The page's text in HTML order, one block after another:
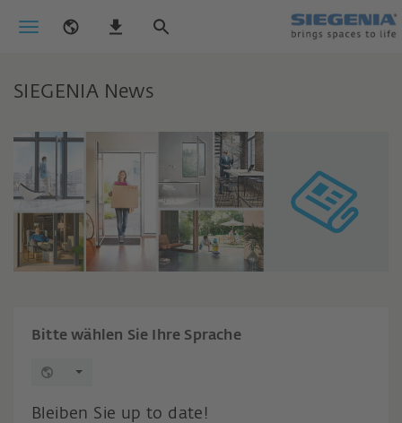
SIEGENIA News
Bitte wählen Sie Ihre Sprache
Bleiben Sie up to date!